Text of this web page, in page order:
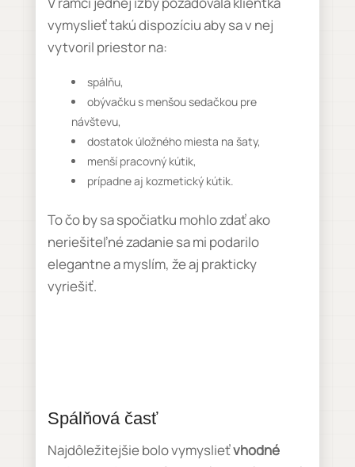
vymyslieť takú dispozíciu aby sa v nej
vytvoril priestor na:
spálňu,
obývačku s menšou sedačkou pre
návštevu,
dostatok úložného miesta na šaty,
menší pracovný kútik,
prípadne aj kozmetický kútik.
To čo by sa spočiatku mohlo zdať ako
neriešiteľné zadanie sa mi podarilo
elegantne a myslím, že aj prakticky
vyriešiť.
Spálňová časť
Najdôležitejšie bolo vymyslieťvhodné